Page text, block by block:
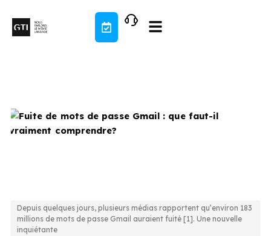
contenu
Fuite de mots de passe Gmail : que faut-il vraiment
Depuis quelques jours, plusieurs médias rapportent qu’environ 183
millions de mots de passe Gmail auraient fuité [1]. Une nouvelle
inquiétante